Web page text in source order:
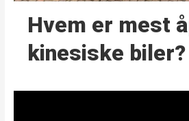
Hvem er mest
kinesiske biler?